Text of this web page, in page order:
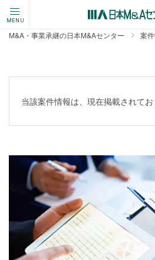
MENU
M&A・事業承継の日本M&Aセンター 案
当該案件情報は、現在掲載されてお